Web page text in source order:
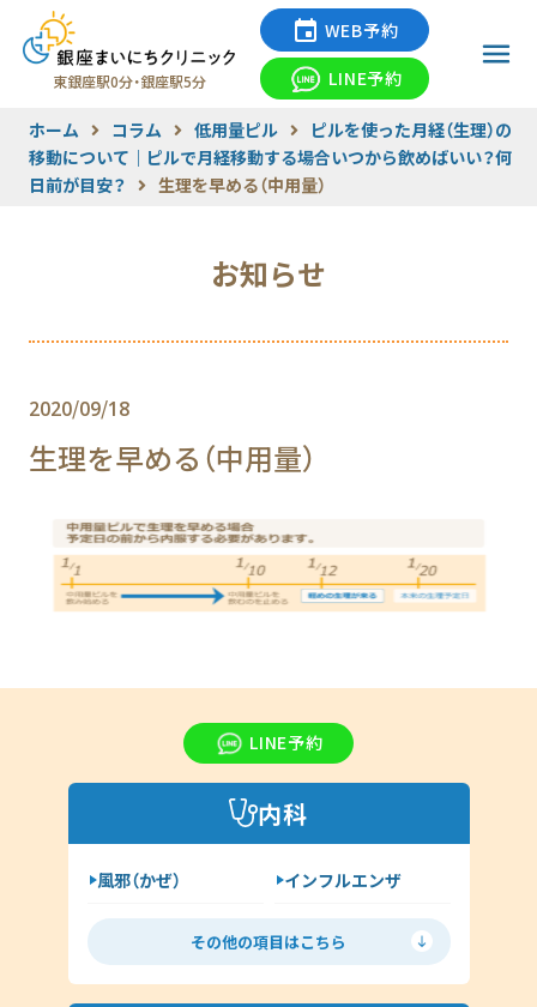
東銀座駅0分・銀座駅5分
WEB予約
LINE予約
ホーム コラム 低用量ピル
ピルを使った月経（生理）の
移動について｜ピルで月経移動する場合いつから飲めばいい？何
日前が目安？
生理を早める（中用量）
お知らせ
2020/09/18
生理を早める（中用量）
LINE予約
内科
風邪（かぜ）
インフルエンザ
胃腸炎
花粉症
喘息
高血圧
その他の項目はこちら